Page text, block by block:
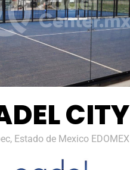
CITY
Estado de Mexico EDOMEX